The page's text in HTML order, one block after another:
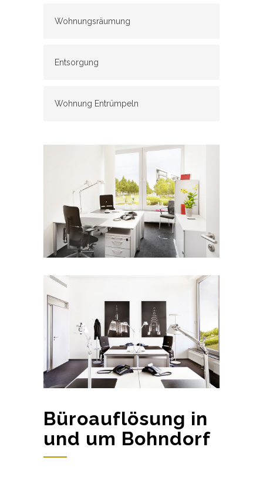
Wohnungsräumung
Entsorgung
Wohnung Entrümpeln
Büroauflösung in
und um Bohndorf